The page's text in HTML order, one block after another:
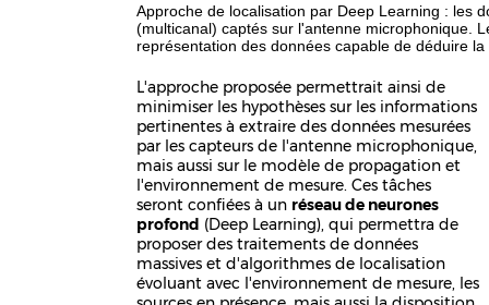
Approche de localisation par Deep Learning : les
(multicanal) captés sur l'antenne microphonique.
représentation des données capable de déduire
L'approche proposée permettrait ainsi de
minimiser les hypothèses sur les informations
pertinentes à extraire des données mesurées
par les capteurs de l'antenne microphonique,
mais aussi sur le modèle de propagation et
l'environnement de mesure. Ces tâches
seront confiées à un réseau de neurones
profond (Deep Learning), qui permettra de
proposer des traitements de données
massives et d'algorithmes de localisation
évoluant avec l'environnement de mesure, les